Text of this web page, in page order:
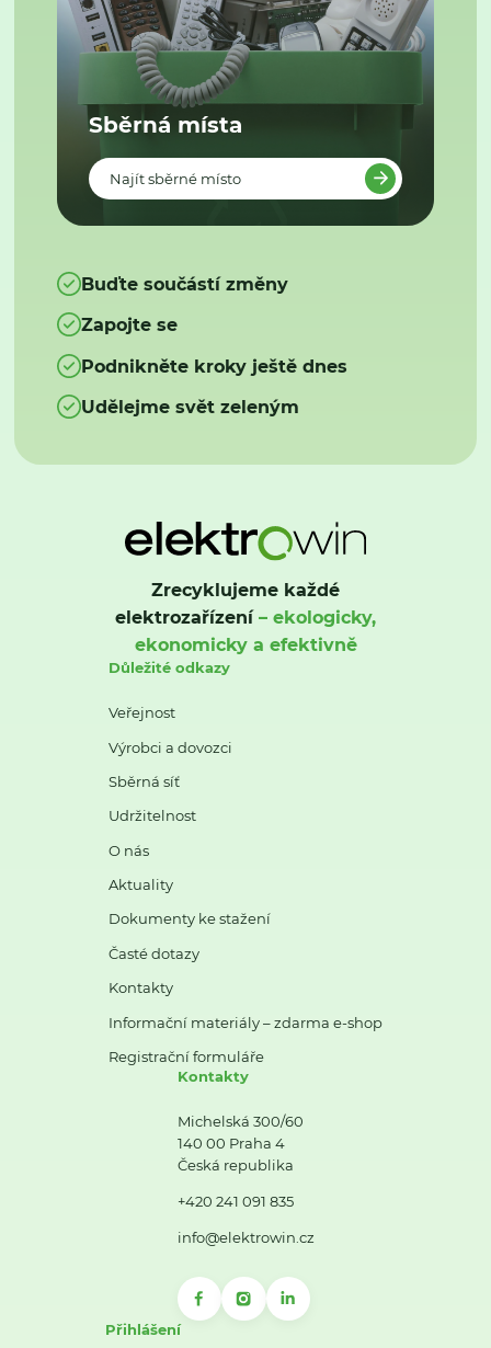
Sběrná místa
Najít sběrné místo
Buďte součástí změny
Zapojte se
Podnikněte kroky ještě dnes
Udělejme svět zeleným
Zrecyklujeme každé
elektrozařízení– ekologicky,
ekonomicky a efektivně
Důležité odkazy
Veřejnost
Výrobci a dovozci
Sběrná síť
Udržitelnost
O nás
Aktuality
Dokumenty ke stažení
Časté dotazy
Kontakty
Informační materiály – zdarma e-shop
Registrační formuláře
Kontakty
Michelská 300/60
140 00 Praha 4
Česká republika
+420 241 091 835
info@elektrowin.cz
Přihlášení